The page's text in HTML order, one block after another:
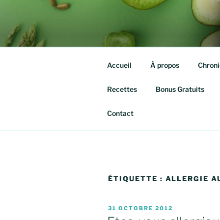
contenu
principal
QUITTE
Isabelle agassis –
Accueil À propos
Recettes Bonus Gratuits
Contact
ÉTIQUETTE : ALLERGIE
PUBLIÉ
LE
31 OCTOBRE 2012